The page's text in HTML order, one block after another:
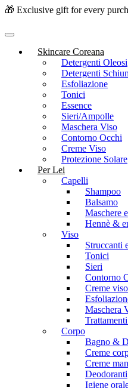
🎁 Exclusive gift for every
Skincare Coreana
Detergenti Oleosi
Detergenti
Esfoliazione
Tonici
Essence
Sieri/Ampolle
Maschera Viso
Contorno Occhi
Creme Viso
Protezione Solare
Per Lei
Capelli
Shampoo
Balsamo
Maschere
Hennè &
Viso
Struccanti
Tonici
Sieri
Contorno
Creme
Maschera
Corpo
Bagno &
Creme
Creme
Deodoranti
Igiene